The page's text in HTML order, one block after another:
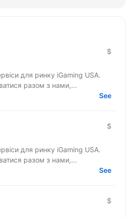
$
для ринку iGaming USA.
разом з нами,...
See
$
для ринку iGaming USA.
разом з нами,...
See
$